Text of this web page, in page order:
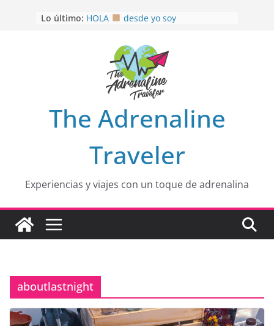
Lo último: HOLA
desde yo soy
EL SENDERO DEL CACAO: Excelente
opción
HOSPEDAJE AL NATURALSHH !!
OTRA PERSPECTIVA de RÍO EL
MULITO!
The Adrenaline
Traveler
Experiencias y viajes con un toque de adrenalina
aboutlastnight